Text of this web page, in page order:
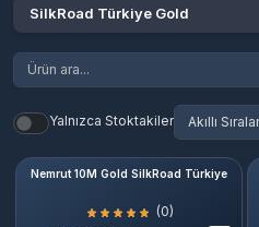
SilkRoad Türkiye Gold
Yalnızca Stoktakiler
Nemrut 10M Gold SilkRoad Türkiye
(0)